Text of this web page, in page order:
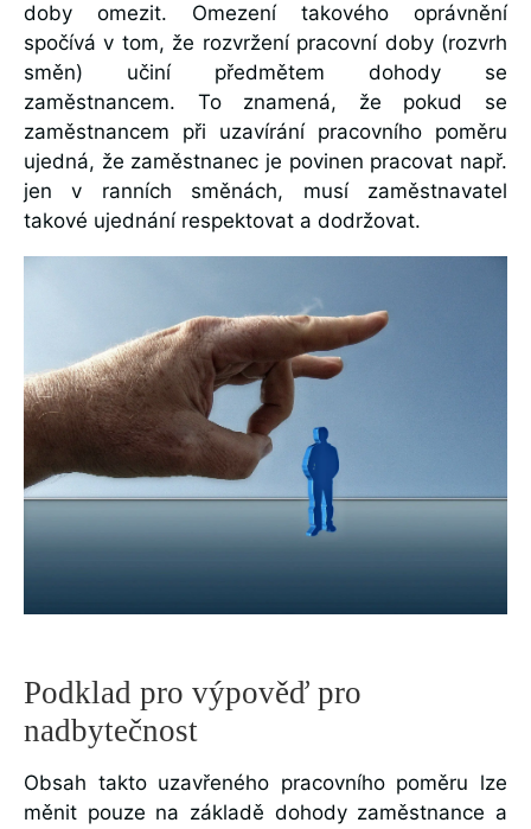
doby omezit. Omezení takového oprávnění
spočívá v tom, že rozvržení pracovní doby (rozvrh
směn) učiní předmětem dohody se
zaměstnancem. To znamená, že pokud se
zaměstnancem při uzavírání pracovního poměru
ujedná, že zaměstnanec je povinen pracovat např.
jen v ranních směnách, musí zaměstnavatel
takové ujednání respektovat a dodržovat.
Podklad pro výpověď pro
nadbytečnost
Obsah takto uzavřeného pracovního poměru lze
měnit pouze na základě dohody zaměstnance a